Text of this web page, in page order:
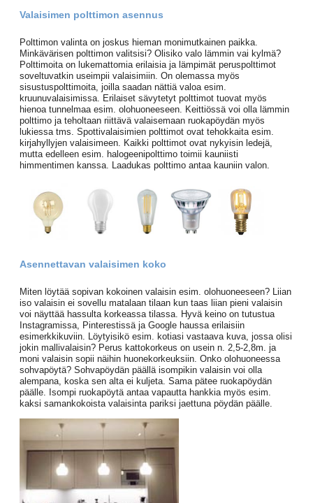
Valaisimen polttimon asennus
Polttimon valinta on joskus hieman monimutkainen paikka.
Minkävärisen polttimon valitsisi? Olisiko valo lämmin vai kylmä?
Polttimoita on lukemattomia erilaisia ja lämpimät peruspolttimot
soveltuvatkin useimpii valaisimiin. On olemassa myös
sisustuspolttimoita, joilla saadan nättiä valoa esim.
kruunuvalaisimissa. Erilaiset sävytetyt polttimot tuovat myös
hienoa tunnelmaa esim. olohuoneeseen. Keittiössä voi olla lämmin
polttimo ja teholtaan riittävä valaisemaan ruokapöydän myös
lukiessa tms. Spottivalaisimien polttimot ovat tehokkaita esim.
kirjahyllyjen valaisimeen. Kaikki polttimot ovat nykyisin ledejä,
mutta edelleen esim. halogeenipolttimo toimii kauniisti
himmentimen kanssa. Laadukas polttimo antaa kauniin valon.
Asennettavan valaisimen koko
Miten löytää sopivan kokoinen valaisin esim. olohuoneeseen? Liian
iso valaisin ei sovellu matalaan tilaan kun taas liian pieni valaisin
voi näyttää hassulta korkeassa tilassa. Hyvä keino on tutustua
Instagramissa, Pinterestissä ja Google haussa erilaisiin
esimerkkikuviin. Löytyisikö esim. kotiasi vastaava kuva, jossa olisi
jokin mallivalaisin? Perus kattokorkeus on usein n. 2,5-2,8m. ja
moni valaisin sopii näihin huonekorkeuksiin. Onko olohuoneessa
sohvapöytä? Sohvapöydän päällä isompikin valaisin voi olla
alempana, koska sen alta ei kuljeta. Sama pätee ruokapöydän
päälle. Isompi ruokapöytä antaa vapautta hankkia myös esim.
kaksi samankokoista valaisinta pariksi jaettuna pöydän päälle.